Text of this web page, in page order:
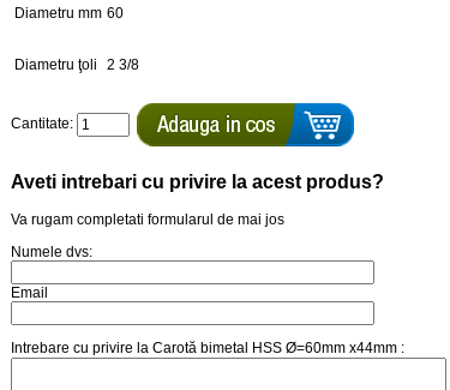
Diametru mm 60
Diametru ţoli 2 3/8
Cantitate:
Aveti intrebari cu privire la acest produs?
Va rugam completati formularul de mai jos
Numele dvs:
Email
Intrebare cu privire la Carotă bimetal HSS Ø=60mm x44mm :